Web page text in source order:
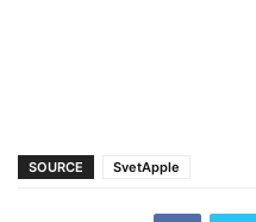
SOURCE SvetApple